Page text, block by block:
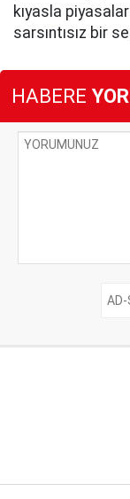
kıyasla
sarsıntısız bir
HABERE